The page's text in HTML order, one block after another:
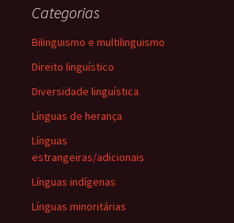
Categorias
Bilinguismo e multilinguismo
Direito linguístico
Diversidade linguística
Línguas de herança
Línguas
estrangeiras/adicionais
Línguas indígenas
Línguas minoritárias